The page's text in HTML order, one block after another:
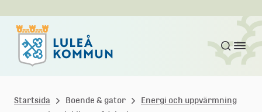
Gå till innehållet
u
Startsida Boende & gator
Energi och uppvärmning